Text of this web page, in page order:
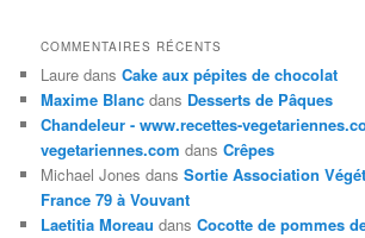
COMMENTAIRES RÉCENTS
Laure dansCake aux pépites de chocolat
Maxime Blanc dans Desserts de Pâques
Chandeleur - www.recettes-
vegetariennes.com dansCrêpes
Michael Jones dansSortie Association
France 79 à Vouvant
Laetitia Moreau dansCocotte de pommes